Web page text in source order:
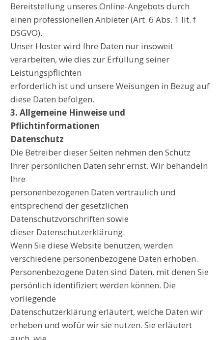
Bereitstellung unseres Online-Angebots durch
einen professionellen Anbieter (Art. 6 Abs. 1 lit. f
DSGVO).
Unser Hoster wird Ihre Daten nur insoweit
verarbeiten, wie dies zur Erfüllung seiner
Leistungspflichten
erforderlich ist und unsere Weisungen in Bezug auf
diese Daten befolgen.
3. Allgemeine Hinweise und
Pflichtinformationen
Datenschutz
Die Betreiber dieser Seiten nehmen den Schutz
Ihrer persönlichen Daten sehr ernst. Wir behandeln
Ihre
personenbezogenen Daten vertraulich und
entsprechend der gesetzlichen
Datenschutzvorschriften sowie
dieser Datenschutzerklärung.
Wenn Sie diese Website benutzen, werden
verschiedene personenbezogene Daten erhoben.
Personenbezogene Daten sind Daten, mit denen Sie
persönlich identifiziert werden können. Die
vorliegende
Datenschutzerklärung erläutert, welche Daten wir
erheben und wofür wir sie nutzen. Sie erläutert